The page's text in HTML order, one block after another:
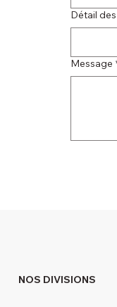
Détail
Message
NOS DIVISIONS